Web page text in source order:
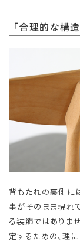
「合理的な構
背もたれの裏側に
事がそのまま現れ
る装飾ではありま
定するための、理